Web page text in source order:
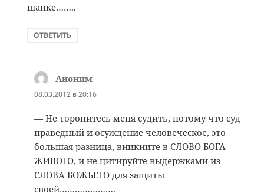
шапке……..
ОТВЕТИТЬ
Аноним
08.03.2012 в 20:16
— Не торопитесь меня судить, потому что суд
праведный и осуждение человеческое, это
большая разница, вникните в СЛОВО БОГА
ЖИВОГО, и не цитируйте выдержками из
СЛОВА БОЖЬЕГО для защиты
своей………………….